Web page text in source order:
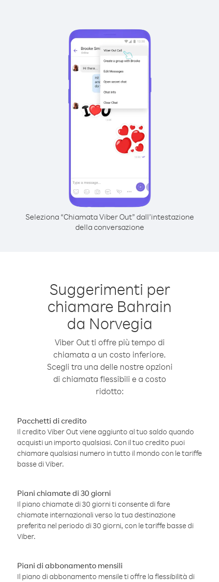
Seleziona “Chiamata Viber Out” dall’intestazione
della conversazione
Suggerimenti per
chiamare Bahrain
da Norvegia
Viber Out ti offre più tempo di
chiamata a un costo inferiore.
Scegli tra una delle nostre opzioni
di chiamata flessibili e a costo
ridotto:
Pacchetti di credito
Il credito Viber Out viene aggiunto al tuo saldo quando
acquisti un importo qualsiasi. Con il tuo credito puoi
chiamare qualsiasi numero in tutto il mondo con le tariffe
basse di Viber.
Piani chiamate di 30 giorni
Il piano chiamate di 30 giorni ti consente di fare
chiamate internazionali verso la tua destinazione
preferita nel periodo di 30 giorni, con le tariffe basse di
Viber.
Piani di abbonamento mensili
Il piano di abbonamento mensile ti offre la flessibilità di